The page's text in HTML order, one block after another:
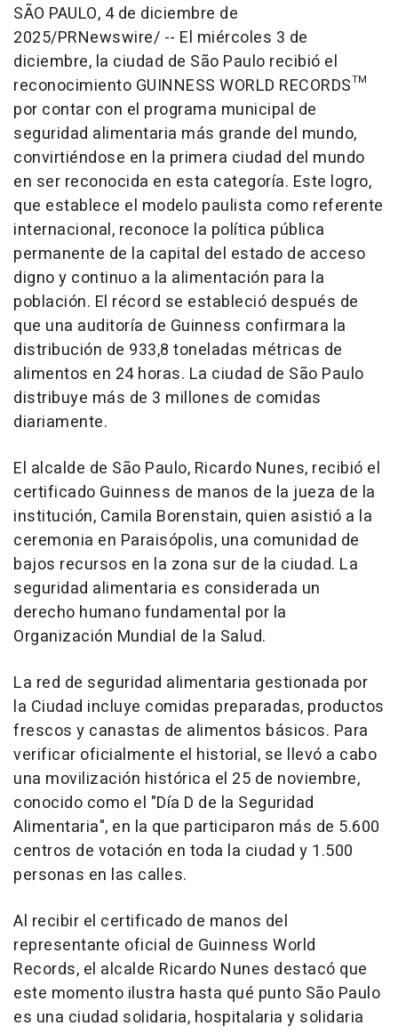
SÃO PAULO, 4 de diciembre de
2025/PRNewswire/ -- El miércoles 3 de
diciembre, la ciudad de São Paulo recibió el
reconocimiento GUINNESS WORLD RECORDS™
por contar con el programa municipal de
seguridad alimentaria más grande del mundo,
convirtiéndose en la primera ciudad del mundo
en ser reconocida en esta categoría. Este logro,
que establece el modelo paulista como referente
internacional, reconoce la política pública
permanente de la capital del estado de acceso
digno y continuo a la alimentación para la
población. El récord se estableció después de
que una auditoría de Guinness confirmara la
distribución de 933,8 toneladas métricas de
alimentos en 24 horas. La ciudad de São Paulo
distribuye más de 3 millones de comidas
diariamente.
El alcalde de São Paulo, Ricardo Nunes, recibió el
certificado Guinness de manos de la jueza de la
institución, Camila Borenstain, quien asistió a la
ceremonia en Paraisópolis, una comunidad de
bajos recursos en la zona sur de la ciudad. La
seguridad alimentaria es considerada un
derecho humano fundamental por la
Organización Mundial de la Salud.
La red de seguridad alimentaria gestionada por
la Ciudad incluye comidas preparadas, productos
frescos y canastas de alimentos básicos. Para
verificar oficialmente el historial, se llevó a cabo
una movilización histórica el 25 de noviembre,
conocido como el "Día D de la Seguridad
Alimentaria", en la que participaron más de 5.600
centros de votación en toda la ciudad y 1.500
personas en las calles.
Al recibir el certificado de manos del
representante oficial de Guinness World
Records, el alcalde Ricardo Nunes destacó que
este momento ilustra hasta qué punto São Paulo
es una ciudad solidaria, hospitalaria y solidaria